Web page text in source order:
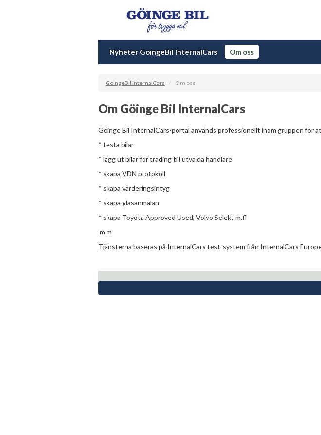
Nyheter GoingeBil InternalCars Om oss
GoingeBil InternalCars / Om oss
Om Göinge Bil InternalCars
Göinge Bil InternalCars-portal används professionellt inom gruppen för
* testa bilar
* lägg ut bilar för trading till utvalda handlare
* skapa VDN protokoll
* skapa värderingsintyg
* skapa glasanmälan
* skapa Toyota Approved Used, Volvo Selekt m.fl
m.m
Tjänsterna baseras på InternalCars test-system från InternalCars